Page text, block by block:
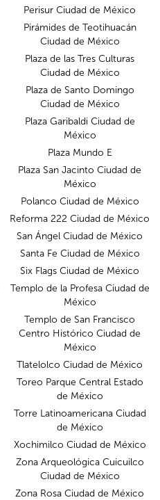
Perisur Ciudad de México
Pirámides de Teotihuacán
Ciudad de México
Plaza de las Tres Culturas
Ciudad de México
Plaza de Santo Domingo
Ciudad de México
Plaza Garibaldi Ciudad de
México
Plaza Mundo E
Plaza San Jacinto Ciudad de
México
Polanco Ciudad de México
Reforma 222 Ciudad de México
San Ángel Ciudad de México
Santa Fe Ciudad de México
Six Flags Ciudad de México
Templo de la Profesa Ciudad de
México
Templo de San Francisco
Centro Histórico Ciudad de
México
Tlatelolco Ciudad de México
Toreo Parque Central Estado
de México
Torre Latinoamericana Ciudad
de México
Xochimilco Ciudad de México
Zona Arqueológica Cuicuilco
Ciudad de México
Zona Rosa Ciudad de México